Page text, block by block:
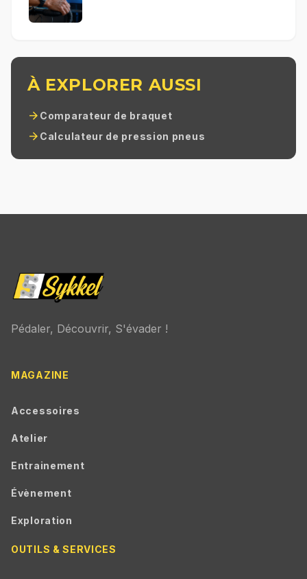
À EXPLORER AUSSI
arrow_forward Comparateur de braquet
arrow_forward Calculateur de pression pneus
Pédaler, Découvrir, S'évader !
MAGAZINE
Accessoires
Atelier
Entrainement
Évènement
Exploration
OUTILS & SERVICES